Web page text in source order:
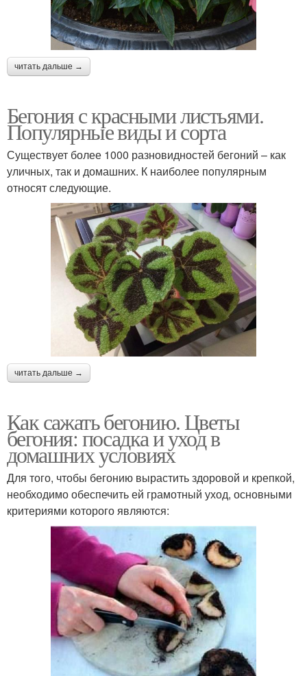
читать дальше →
Бегония с красными листьями.
Популярные виды и сорта
Существует более 1000 разновидностей бегоний – как
уличных, так и домашних. К наиболее популярным
относят следующие.
читать дальше →
Как сажать бегонию. Цветы
бегония: посадка и уход в
домашних условиях
Для того, чтобы бегонию вырастить здоровой и крепкой,
необходимо обеспечить ей грамотный уход, основными
критериями которого являются: